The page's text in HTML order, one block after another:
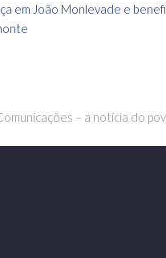
em João Monlevade e
– a notícia do